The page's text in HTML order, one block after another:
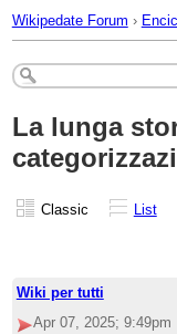
Wikipedate Forum ›
La lunga
Classic List
Wiki per tutti
Apr 07, 2025; 9:49pm